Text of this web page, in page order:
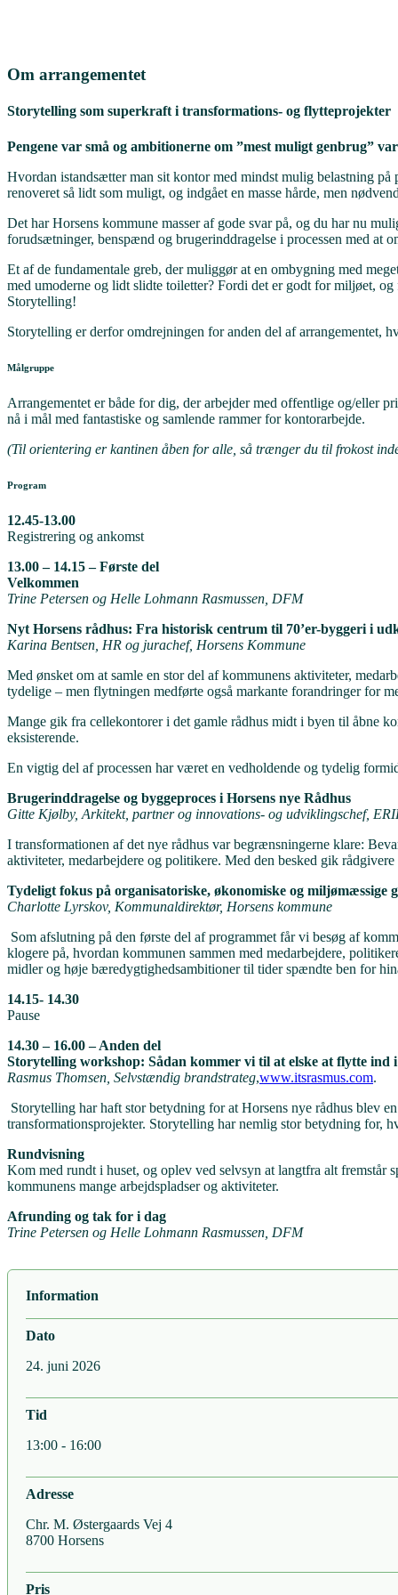
Om arrangementet
Storytelling som superkraft i transformations- og flytteprojekter
Pengene var små og ambitionerne om ”mest muligt genbrug”
Hvordan istandsætter man sit kontor med mindst mulig belastning på
renoveret så lidt som muligt, og indgået en masse hårde, men
Det har Horsens kommune masser af gode svar på, og du har nu
forudsætninger, benspænd og brugerinddragelse i processen med at
Et af de fundamentale greb, der muliggør at en ombygning med
med umoderne og lidt slidte toiletter? Fordi det er godt for miljøet,
Storytelling!
Storytelling er derfor omdrejningen for anden del af arrangementet,
Målgruppe
Arrangementet er både for dig, der arbejder med offentlige og/eller
nå i mål med fantastiske og samlende rammer for kontorarbejde.
(Til orientering er kantinen åben for alle, så trænger du til frokost
Program
12.45-13.00
Registrering og ankomst
13.00 – 14.15 – Første del
Velkommen
Trine Petersen og Helle Lohmann Rasmussen, DFM
Nyt Horsens rådhus: Fra historisk centrum til 70’er-byggeri i
Karina Bentsen, HR og jurachef, Horsens Kommune
Med ønsket om at samle en stor del af kommunens aktiviteter,
tydelige – men flytningen medførte også markante forandringer for
Mange gik fra cellekontorer i det gamle rådhus midt i byen til åbne
eksisterende.
En vigtig del af processen har været en vedholdende og tydelig
Brugerinddragelse og byggeproces i Horsens nye Rådhus
Gitte Kjølby, Arkitekt, partner og innovations- og udviklingschef,
I transformationen af det nye rådhus var begrænsningerne klare:
aktiviteter, medarbejdere og politikere. Med den besked gik
Tydeligt fokus på organisatoriske, økonomiske og miljømæssige
Charlotte Lyrskov, Kommunaldirektør, Horsens kommune
Som afslutning på den første del af programmet får vi besøg af
klogere på, hvordan kommunen sammen med medarbejdere,
midler og høje bæredygtighedsambitioner til tider spændte ben for
14.15- 14.30
Pause
14.30 – 16.00 – Anden del
Storytelling workshop: Sådan kommer vi til at elske at flytte ind
Rasmus Thomsen, Selvstændig brandstrateg,www.itsrasmus.com.
Storytelling har haft stor betydning for at Horsens nye rådhus blev
transformationsprojekter. Storytelling har nemlig stor betydning for,
Rundvisning
Kom med rundt i huset, og oplev ved selvsyn at langtfra alt
kommunens mange arbejdspladser og aktiviteter.
Afrunding og tak for i dag
Trine Petersen og Helle Lohmann Rasmussen, DFM
Information
Dato
24. juni 2026
Tid
13:00 - 16:00
Adresse
Chr. M. Østergaards Vej 4
8700 Horsens
Pris